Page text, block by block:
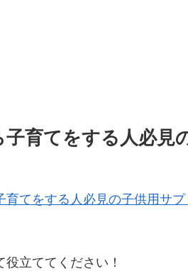
育てをする人必見
育てをする人必見の子供用サプ
役立ててください！